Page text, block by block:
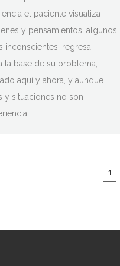
el paciente visualiza
y pensamientos, algunos
inconscientes, regresa
la base de su problema,
aquí y ahora, y aunque
y situaciones no son
1